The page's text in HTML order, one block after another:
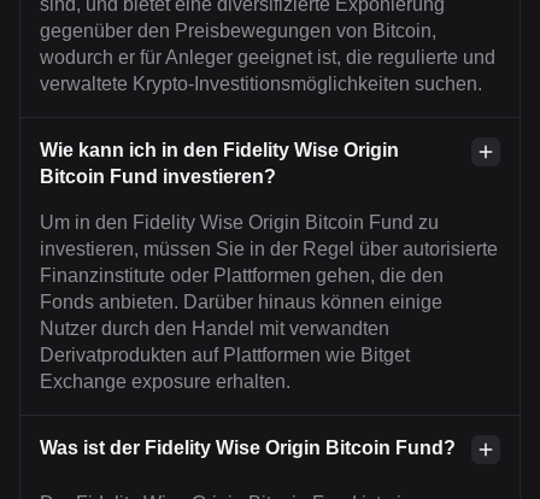
sind, und bietet eine diversifizierte Exponierung
gegenüber den Preisbewegungen von Bitcoin,
wodurch er für Anleger geeignet ist, die regulierte und
verwaltete Krypto-Investitionsmöglichkeiten suchen.
Wie kann ich in den Fidelity Wise Origin
Bitcoin Fund investieren?
Um in den Fidelity Wise Origin Bitcoin Fund zu
investieren, müssen Sie in der Regel über autorisierte
Finanzinstitute oder Plattformen gehen, die den
Fonds anbieten. Darüber hinaus können einige
Nutzer durch den Handel mit verwandten
Derivatprodukten auf Plattformen wie Bitget
Exchange exposure erhalten.
Was ist der Fidelity Wise Origin Bitcoin Fund?